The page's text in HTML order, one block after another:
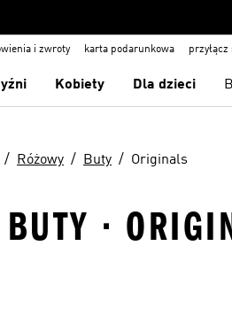
i zwroty karta podarunkowa przyłącz
Kobiety Dla dzieci
Różowy Buty Originals
·